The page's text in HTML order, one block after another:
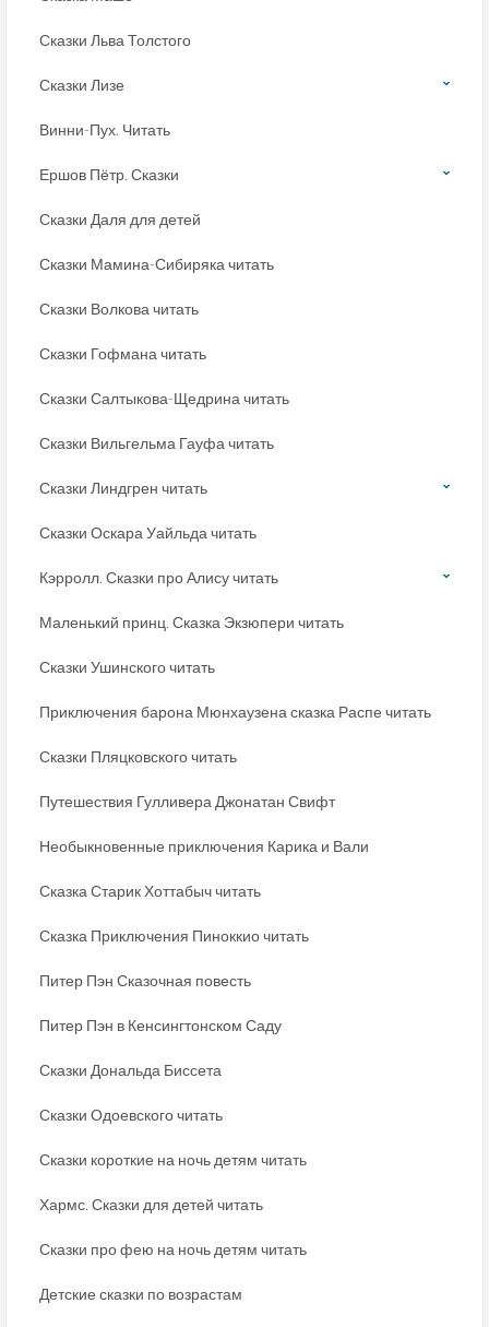
Сказки Льва Толстого
Сказки Лизе
Винни-Пух. Читать
Ершов Пётр. Сказки
Сказки Даля для детей
Сказки Мамина-Сибиряка читать
Сказки Волкова читать
Сказки Гофмана читать
Сказки Салтыкова-Щедрина читать
Сказки Вильгельма Гауфа читать
Сказки Линдгрен читать
Сказки Оскара Уайльда читать
Кэрролл. Сказки про Алису читать
Маленький принц. Сказка Экзюпери читать
Сказки Ушинского читать
Приключения барона Мюнхаузена сказка Распе читать
Сказки Пляцковского читать
Путешествия Гулливера Джонатан Свифт
Необыкновенные приключения Карика и Вали
Сказка Старик Хоттабыч читать
Сказка Приключения Пиноккио читать
Питер Пэн Сказочная повесть
Питер Пэн в Кенсингтонском Саду
Сказки Дональда Биссета
Сказки Одоевского читать
Сказки короткие на ночь детям читать
Хармс. Сказки для детей читать
Сказки про фею на ночь детям читать
Детские сказки по возрастам